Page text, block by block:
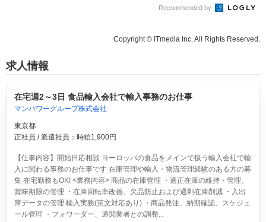
Recommended by
Copyright © ITmedia Inc. All Rights Reserved.
求人情報
在宅週2～3日 食品輸入会社で輸入事務のお仕事
マンパワーグループ株式会社
東京都
正社員 / 派遣社員：時給1,900円
【仕事内容】開始日応相談 ヨーロッパの食品をメインで扱う輸入会社で輸
入に関わる事務のお仕事です 在庫管理や輸入・物流管理経験のある方の募
集 在宅勤務もOK! <業務内容> 商品の在庫管理 ・適正在庫の維持・管理、
賞味期限の管理 ・在庫回転率改善、欠品防止および過剰在庫削減 ・入出
庫データの管理 輸入実務(英文対応あり) ・商品発注、納期確認、スケジュ
ール管理 ・フォワーダー、通関業者との調整...